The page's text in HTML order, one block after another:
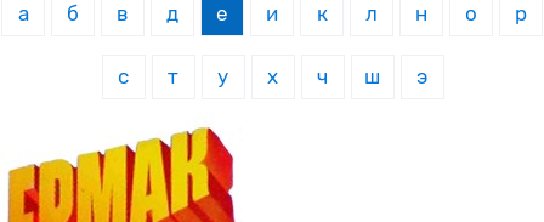
а б в д е и к л н о р
с т у х ч ш э